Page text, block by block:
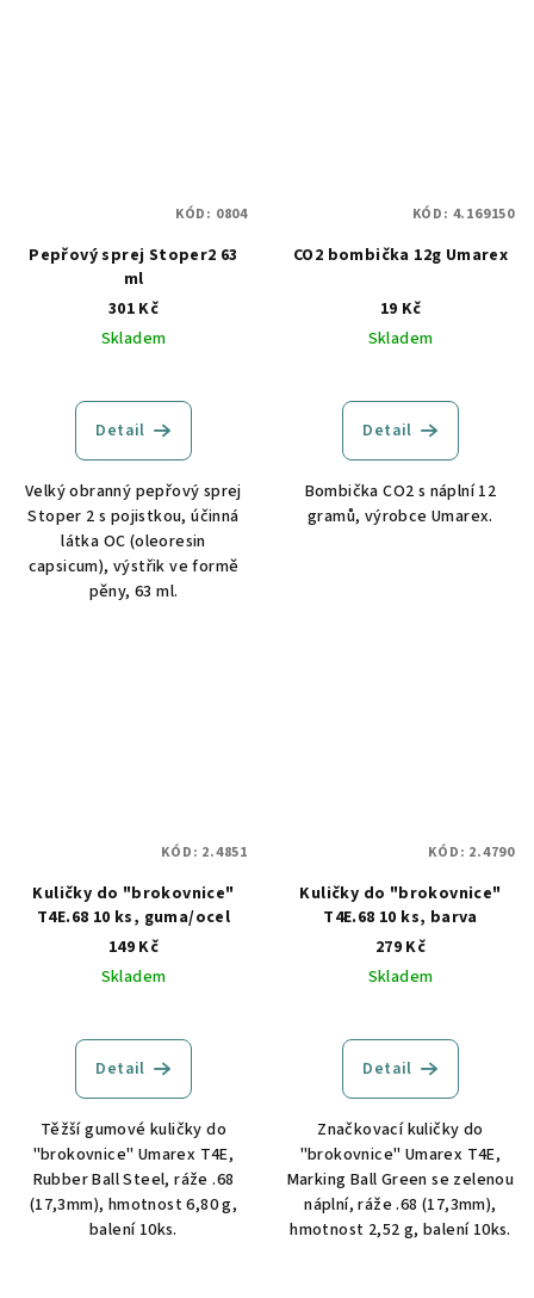
Pepřový sprej Stoper2 63
ml
301 Kč
Skladem
Detail
Velký obranný pepřový sprej
Stoper 2 s pojistkou, účinná
látka OC (oleoresin
capsicum), výstřik ve formě
pěny, 63 ml.
KÓD: 0804
CO2 bombička 12g Umarex
19 Kč
Skladem
Detail
Bombička CO2 s náplní 12
gramů, výrobce Umarex.
KÓD: 4.169150
Kuličky do "brokovnice"
T4E.68 10 ks, guma/ocel
149 Kč
Skladem
Detail
Těžší gumové kuličky do
"brokovnice" Umarex T4E,
Rubber Ball Steel, ráže .68
(17,3mm), hmotnost 6,80 g,
balení 10ks.
KÓD: 2.4851
Kuličky do "brokovnice"
T4E.68 10 ks, barva
279 Kč
Skladem
Detail
Značkovací kuličky do
"brokovnice" Umarex T4E,
Marking Ball Green se zelenou
náplní, ráže .68 (17,3mm),
hmotnost 2,52 g, balení 10ks.
KÓD: 2.4790